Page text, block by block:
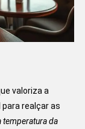
valoriza a
realçar as
temperatura da